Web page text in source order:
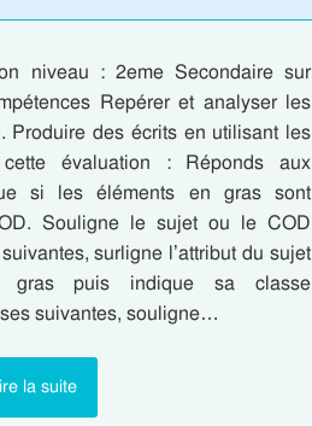
niveau : 2eme Secondaire sur
Repérer et analyser les
Produire des écrits en utilisant les
évaluation : Réponds aux
si les éléments en gras sont
Souligne le sujet ou le COD
surligne l’attribut du sujet
gras puis indique sa classe
suivantes, souligne…
la suite